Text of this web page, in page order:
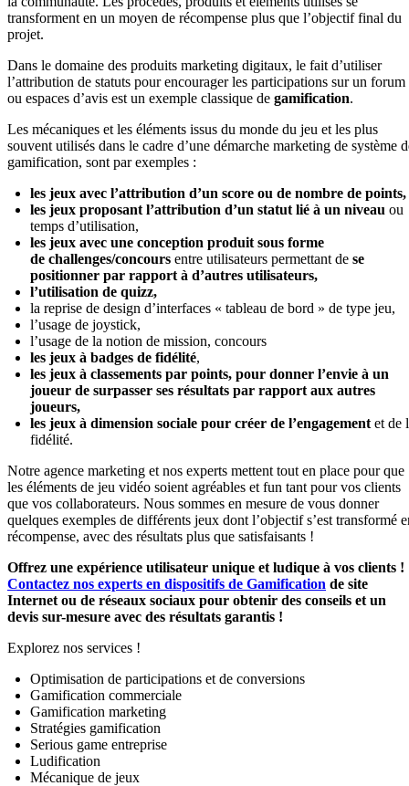
transforment en un moyen de récompense plus que l’objectif final du
projet.
Dans le domaine des produits marketing digitaux, le fait d’utiliser
l’attribution de statuts pour encourager les participations sur un forum
ou espaces d’avis est un exemple classique de gamification.
Les mécaniques et les éléments issus du monde du jeu et les plus
souvent utilisés dans le cadre d’une démarche marketing de système
gamification, sont par exemples :
les jeux avec l’attribution d’un score ou de nombre de points,
les jeux proposant l’attribution d’un statut lié à un niveau ou
temps d’utilisation,
les jeux avec une conception produit sous forme
de challenges/concours entre utilisateurs permettant de se
positionner par rapport à d’autres utilisateurs,
l’utilisation de quizz,
la reprise de design d’interfaces « tableau de bord » de type jeu,
l’usage de joystick,
l’usage de la notion de mission, concours
les jeux à badges de fidélité,
les jeux à classements par points, pour donner l’envie à un
joueur de surpasser ses résultats par rapport aux autres
joueurs,
les jeux à dimension sociale pour créer de l’engagement et de
fidélité.
Notre agence marketing et nos experts mettent tout en place pour que
les éléments de jeu vidéo soient agréables et fun tant pour vos clients
que vos collaborateurs. Nous sommes en mesure de vous donner
quelques exemples de différents jeux dont l’objectif s’est transformé
récompense, avec des résultats plus que satisfaisants !
Offrez une expérience utilisateur unique et ludique à vos clients !
Contactez nos experts en dispositifs de Gamification de site
Internet ou de réseaux sociaux pour obtenir des conseils et un
devis sur-mesure avec des résultats garantis !
Explorez nos services !
Optimisation de participations et de conversions
Gamification commerciale
Gamification marketing
Stratégies gamification
Serious game entreprise
Ludification
Mécanique de jeux